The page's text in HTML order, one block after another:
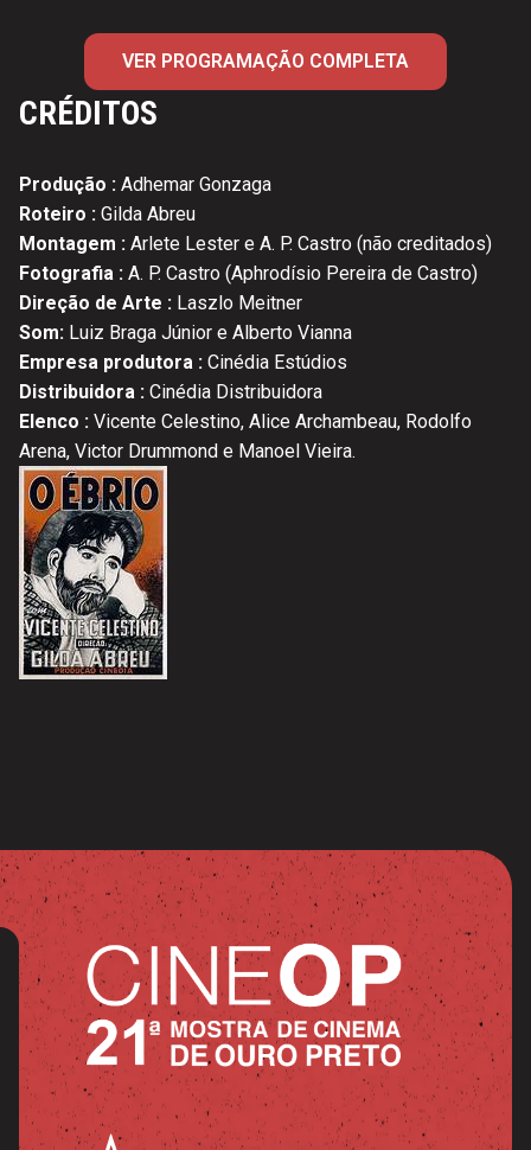
VER PROGRAMAÇÃO COMPLETA
CRÉDITOS
Produção : Adhemar Gonzaga
Roteiro : Gilda Abreu
Montagem : Arlete Lester e A. P. Castro (não creditados)
Fotografia : A. P. Castro (Aphrodísio Pereira de Castro)
Direção de Arte : Laszlo Meitner
Som: Luiz Braga Júnior e Alberto Vianna
Empresa produtora : Cinédia Estúdios
Distribuidora : Cinédia Distribuidora
Elenco : Vicente Celestino, Alice Archambeau, Rodolfo
Arena, Victor Drummond e Manoel Vieira.